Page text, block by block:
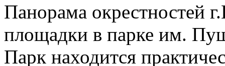
Панорама окрестностей
площадки в парке им.
Парк находится